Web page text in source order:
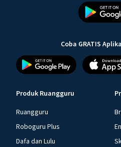
Coba GRATIS
Produk Ruangguru
Ruangguru
Roboguru Plus
Dafa dan Lulu